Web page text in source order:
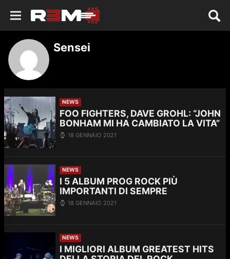
Sensei
NEWS
FOO FIGHTERS, DAVE GROHL: “JOHN
BONHAM MI HA CAMBIATO LA VITA”
18 GENNAIO 2021
NEWS
I 5 ALBUM PROG ROCK PIÙ
IMPORTANTI DI SEMPRE
18 GENNAIO 2021
NEWS
I MIGLIORI ALBUM GREATEST HITS